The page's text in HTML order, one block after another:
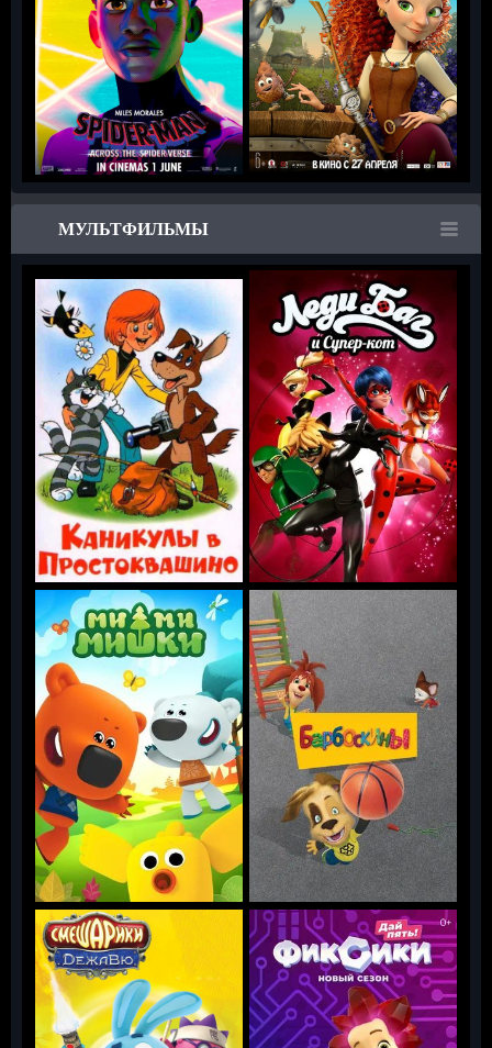
МУЛЬТФИЛЬМЫ